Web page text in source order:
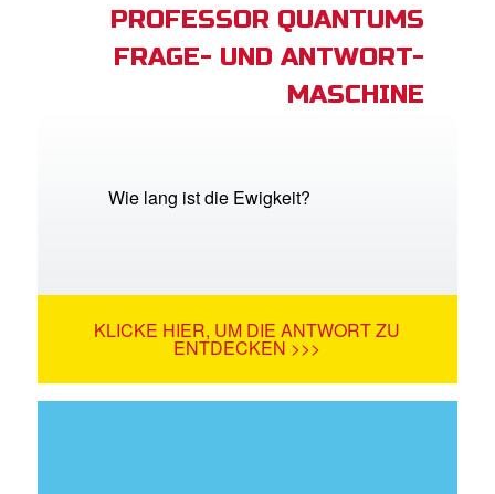
PROFESSOR QUANTUMS
FRAGE- UND ANTWORT-
MASCHINE
Wie lang ist die Ewigkeit?
KLICKE HIER, UM DIE ANTWORT ZU
ENTDECKEN >>>